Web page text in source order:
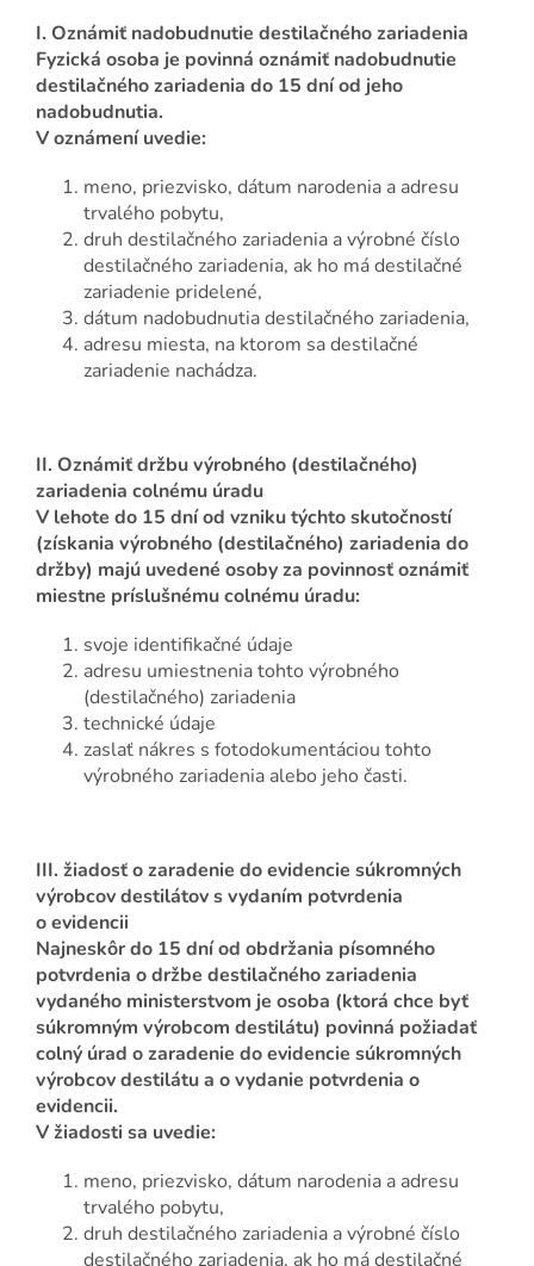
I. Oznámiť nadobudnutie destilačného zariadenia
Fyzická osoba je povinná oznámiť nadobudnutie
destilačného zariadenia do 15 dní od jeho
nadobudnutia.
V oznámení uvedie:
meno, priezvisko, dátum narodenia a adresu
trvalého pobytu,
druh destilačného zariadenia a výrobné číslo
destilačného zariadenia, ak ho má destilačné
zariadenie pridelené,
dátum nadobudnutia destilačného zariadenia,
adresu miesta, na ktorom sa destilačné
zariadenie nachádza.
II. Oznámiť držbu výrobného (destilačného)
zariadenia colnému úradu
V lehote do 15 dní od vzniku týchto skutočností
(získania výrobného (destilačného) zariadenia do
držby) majú uvedené osoby za povinnosť oznámiť
miestne príslušnému colnému úradu:
svoje identifikačné údaje
adresu umiestnenia tohto výrobného
(destilačného) zariadenia
technické údaje
zaslať nákres s fotodokumentáciou tohto
výrobného zariadenia alebo jeho časti.
III. žiadosť o zaradenie do evidencie súkromných
výrobcov destilátov s vydaním potvrdenia
o evidencii
Najneskôr do 15 dní od obdržania písomného
potvrdenia o držbe destilačného zariadenia
vydaného ministerstvom je osoba (ktorá chce byť
súkromným výrobcom destilátu) povinná požiadať
colný úrad o zaradenie do evidencie súkromných
výrobcov destilátu a o vydanie potvrdenia o
evidencii.
V žiadosti sa uvedie:
meno, priezvisko, dátum narodenia a adresu
trvalého pobytu,
druh destilačného zariadenia a výrobné číslo
destilačného zariadenia, ak ho má destilačné